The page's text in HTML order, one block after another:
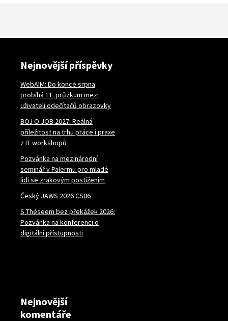
Nejnovější příspěvky
WebAIM: Do konce srpna
probíhá 11. průzkum mezi
uživateli odečítačů obrazovky
BOJ O JOB 2027: Reálná
příležitost na trhu práce i praxe
z IT workshopů
Pozvánka na mezinárodní
seminář v Palermu pro mladé
lidi se zrakovým postižením
Český JAWS 2026 CS06
S Théseem bez překážek 2026:
Pozvánka na konferenci o
digitální přístupnosti
Nejnovější
komentáře